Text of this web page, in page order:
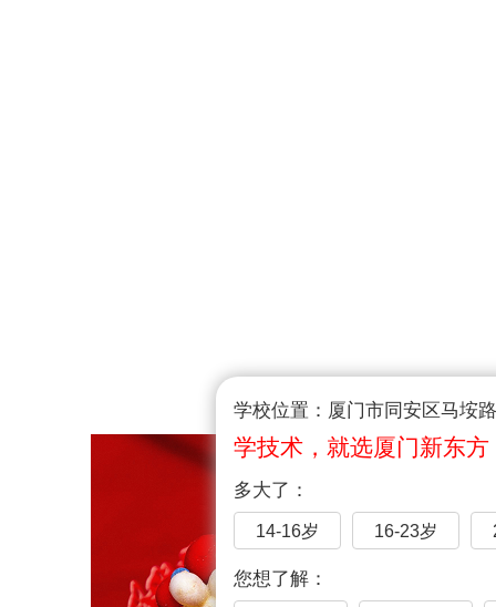
学校位置：厦门市同安区马垵
学技术，就选厦门新东方
多大了：
14-16岁 16-23岁
您想了解：